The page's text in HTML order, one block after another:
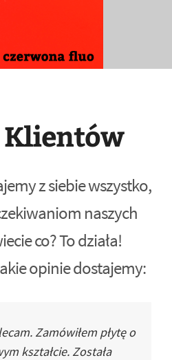
Klientów
z siebie wszystko,
naszych
co? To działa!
opinie dostajemy:
Zamówiłem płytę o
kształcie. Została